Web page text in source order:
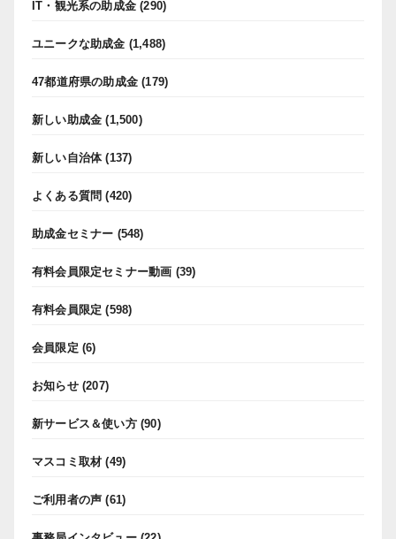
IT・観光系の助成金 (290)
ユニークな助成金 (1,488)
47都道府県の助成金 (179)
新しい助成金 (1,500)
新しい自治体(137)
よくある質問 (420)
助成金セミナー (548)
有料会員限定セミナー動画 (39)
有料会員限定 (598)
会員限定 (6)
お知らせ(207)
新サービス＆使い方(90)
マスコミ取材 (49)
ご利用者の声 (61)